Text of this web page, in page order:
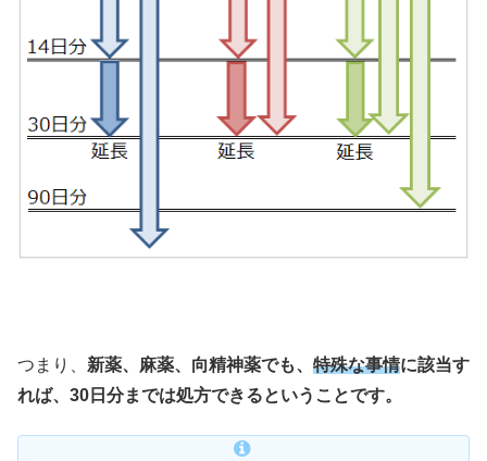
つまり、 新薬、麻薬、向精神薬でも、 特殊な事情に該当す
れば、30日分までは処方できるということです。